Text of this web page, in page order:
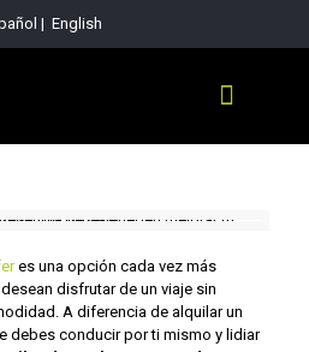
| English
es una opción cada vez más
disfrutar de un viaje sin
A diferencia de alquilar un
debes conducir por ti mismo y lidiar